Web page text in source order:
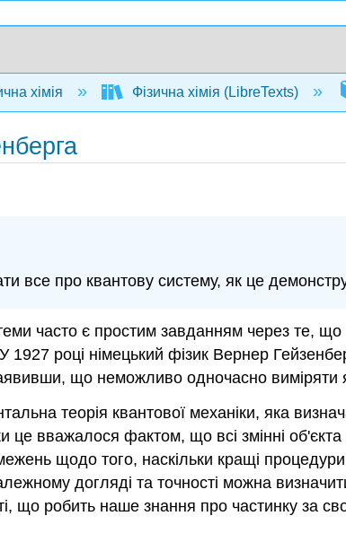
хімія Фізична хімія (LibreTexts)
все про квантову систему, як це
часто є простим завданням через те,
1927 році німецький фізик Вернер
що неможливо одночасно виміряти
теорія квантової механіки, яка
це вважалося фактом, що всі змінні
щодо того, наскільки кращі
догляді та точності можна
що робить наше знання про частинку за